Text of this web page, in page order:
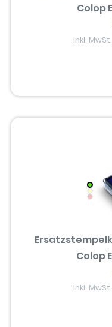
Colop
inkl.
Colop
inkl.